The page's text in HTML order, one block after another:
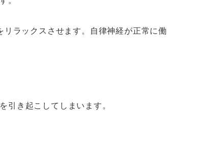
ラックスさせます。自律神経が正常に働
引き起こしてしまいます。